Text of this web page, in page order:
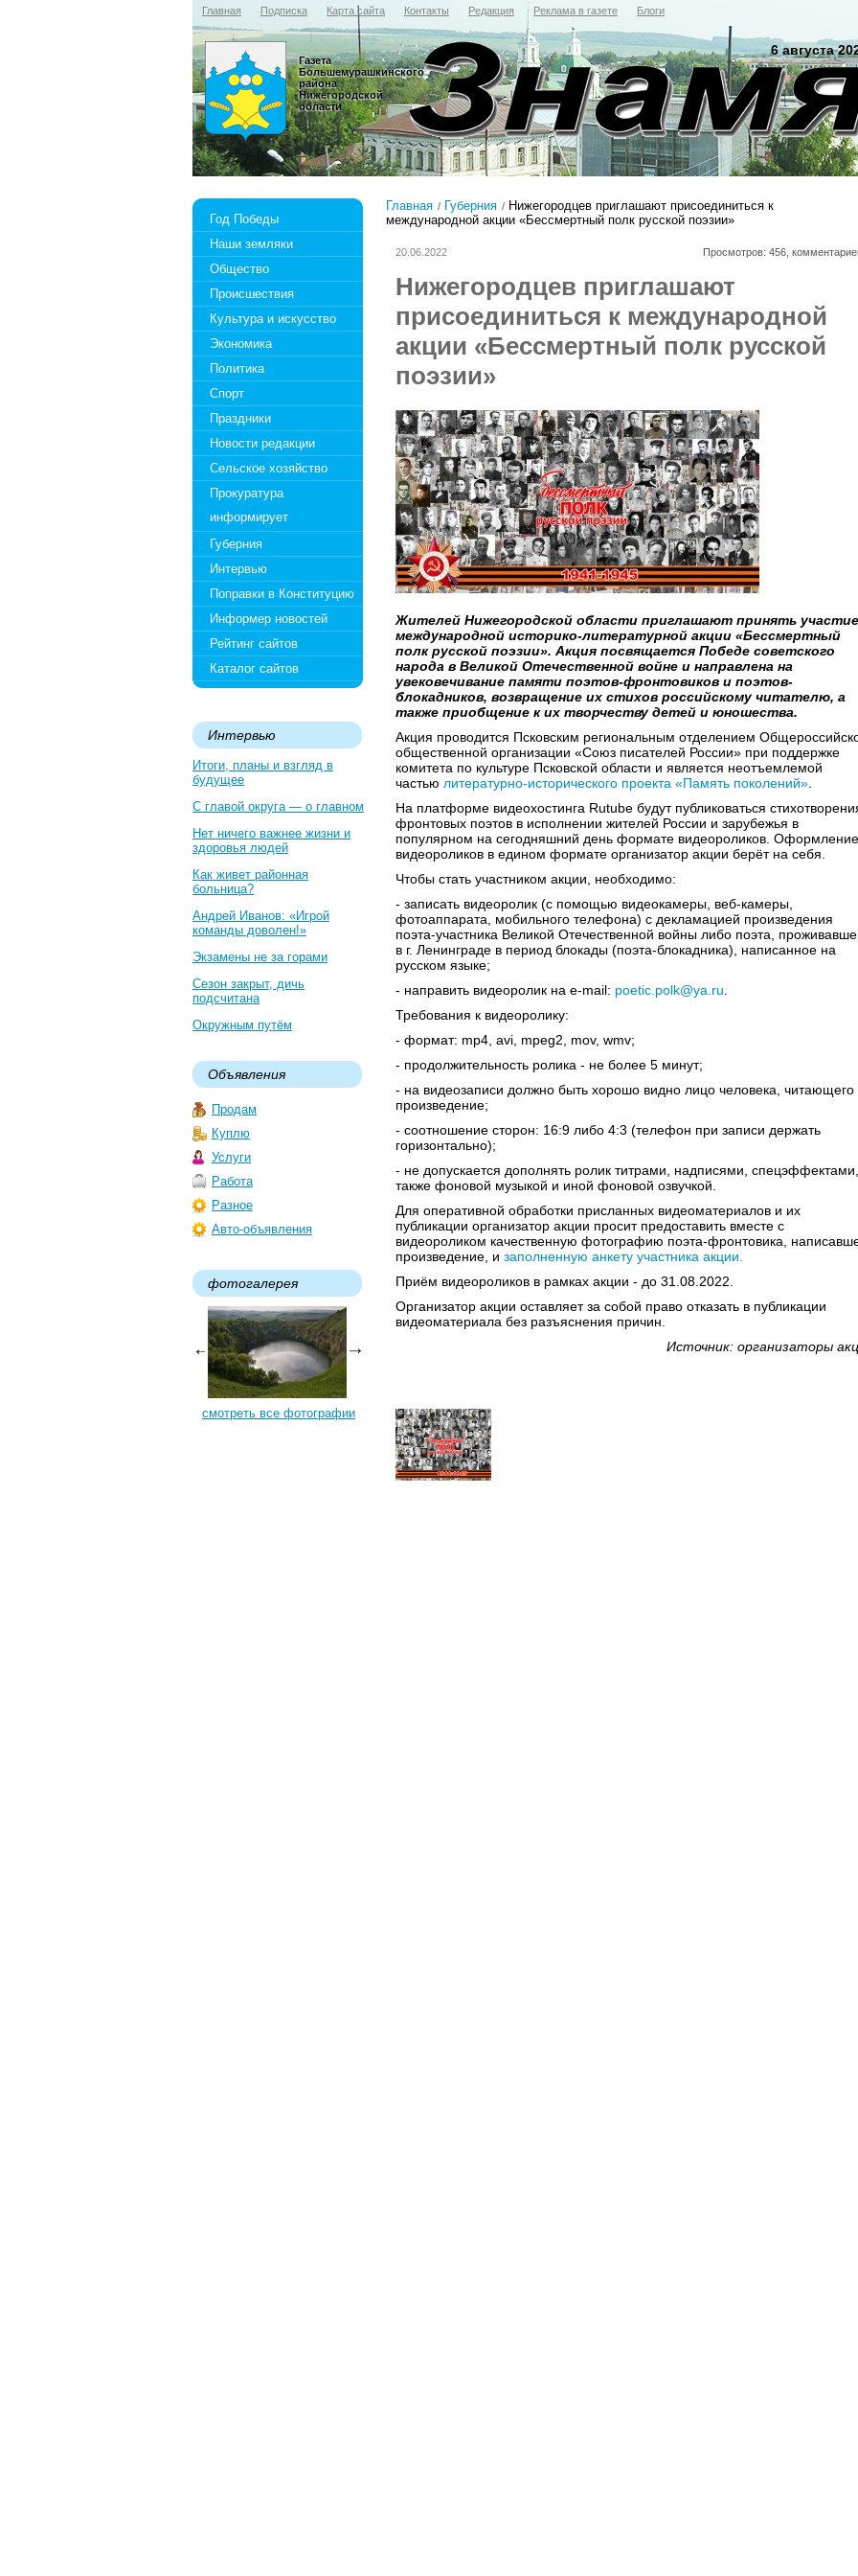
Главная Подписка Карта сайта Контакты Редакция Реклама в газете Блоги
6 августа
Газета
Большемурашкинского
района
Нижегородской
области
Год Победы
Наши земляки
Общество
Происшествия
Культура и искусство
Экономика
Политика
Спорт
Праздники
Новости редакции
Сельское хозяйство
Прокуратура
информирует
Губерния
Интервью
Поправки в Конституцию
Информер новостей
Рейтинг сайтов
Каталог сайтов
Интервью
Итоги, планы и взгляд в
будущее
С главой округа — о главном
Нет ничего важнее жизни и
здоровья людей
Как живет районная
больница?
Андрей Иванов: «Игрой
команды доволен!»
Экзамены не за горами
Сезон закрыт, дичь
подсчитана
Окружным путём
Объявления
Продам
Куплю
Услуги
Работа
Разное
Авто-объявления
фотогалерея
смотреть все фотографии
Главная Губерния
Нижегородцев приглашают присоединиться к
международной акции «Бессмертный полк русской поэзии»
20.06.2022 Просмотров: 456,
Нижегородцев приглашают
присоединиться к международной
акции «Бессмертный полк русской
поэзии»
Жителей Нижегородской области приглашают принять
международной историко-литературной акции «Бессмертный
полк русской поэзии». Акция посвящается Победе советского
народа в Великой Отечественной войне и направлена на
увековечивание памяти поэтов-фронтовиков и поэтов-
блокадников, возвращение их стихов российскому читателю, а
также приобщение к их творчеству детей и юношества.
Акция проводится Псковским региональным отделением
общественной организации «Союз писателей России» при поддержке
комитета по культуре Псковской области и является неотъемлемой
частью литературно-исторического проекта «Память поколений»
На платформе видеохостинга Rutube будут публиковаться
фронтовых поэтов в исполнении жителей России и зарубежья в
популярном на сегодняшний день формате видеороликов. Оформление
видеороликов в едином формате организатор акции берёт на себя.
Чтобы стать участником акции, необходимо:
- записать видеоролик (с помощью видеокамеры, веб-камеры,
фотоаппарата, мобильного телефона) с декламацией произведения
поэта-участника Великой Отечественной войны либо поэта,
в г. Ленинграде в период блокады (поэта-блокадника), написанное на
русском языке;
- направить видеоролик на e-mail: poetic.polk@ya.ru
Требования к видеоролику:
- формат: mp4, avi, mpeg2, mov, wmv;
- продолжительность ролика - не более 5 минут;
- на видеозаписи должно быть хорошо видно лицо человека, читающего
произведение;
- соотношение сторон: 16:9 либо 4:3 (телефон при записи держать
горизонтально);
- не допускается дополнять ролик титрами, надписями,
также фоновой музыкой и иной фоновой озвучкой.
Для оперативной обработки присланных видеоматериалов и их
публикации организатор акции просит предоставить вместе с
видеороликом качественную фотографию поэта-фронтовика,
произведение, и заполненную анкету участника акции.
Приём видеороликов в рамках акции - до 31.08.2022.
Организатор акции оставляет за собой право отказать в публикации
видеоматериала без разъяснения причин.
Источник: организаторы